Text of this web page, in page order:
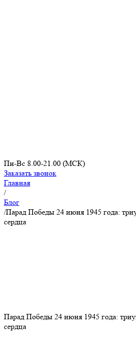
Пн-Вс 8.00-21.00 (МСК)
Заказать звонок
Главная
/
Блог
/Парад Победы 24 июня 1945 года:
сердца
Парад Победы 24 июня 1945 года:
сердца